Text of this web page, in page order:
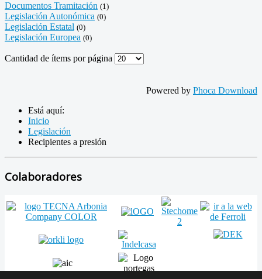
Documentos Tramitación (1)
Legislación Autonómica (0)
Legislación Estatal (0)
Legislación Europea (0)
Cantidad de ítems por página
Powered by Phoca Download
Está aquí:
Inicio
Legislación
Recipientes a presión
Colaboradores